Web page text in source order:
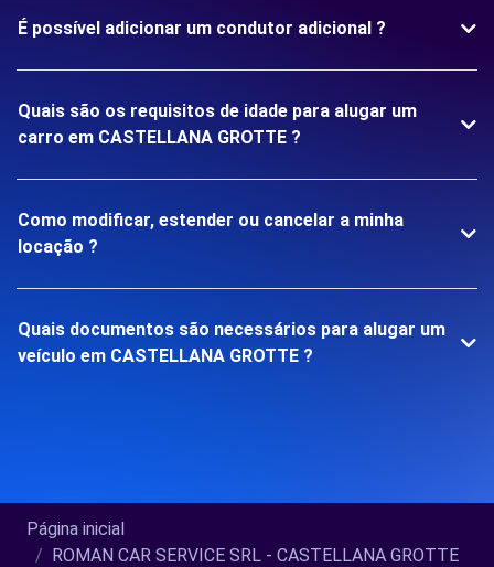
É possível adicionar um condutor adicional ?
Quais são os requisitos de idade para alugar um
carro em CASTELLANA GROTTE ?
Como modificar, estender ou cancelar a minha
locação ?
Quais documentos são necessários para alugar um
veículo em CASTELLANA GROTTE ?
Página inicial
ROMAN CAR SERVICE SRL - CASTELLANA GROTTE